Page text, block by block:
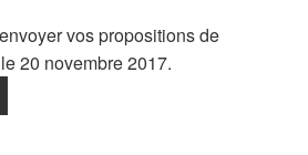
vos propositions de
20 novembre 2017.